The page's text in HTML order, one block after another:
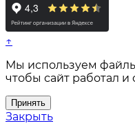
↑
Мы используем
чтобы сайт работал и
Принять
Закрыть